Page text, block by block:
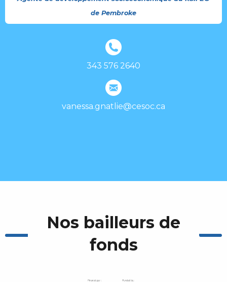
de Pembroke
343 576 2640
vanessa.gnatlie@cesoc.ca
Nos bailleurs de
fonds